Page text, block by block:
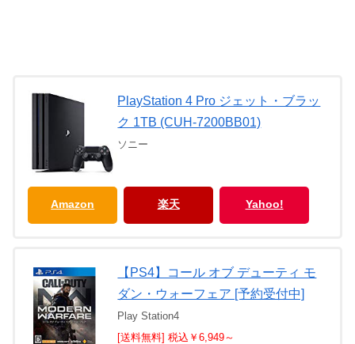
PlayStation 4 Pro ジェット・ブラッ
ク 1TB (CUH-7200BB01)
ソニー
Amazon 楽天 Yahoo!
【PS4】コール オブ デューティ モ
ダン・ウォーフェア [予約受付中]
Play Station4
[送料無料] 税込￥6,949～